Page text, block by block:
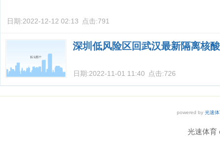
日期:2022-12-12 02:13 点击:791
深圳低风险区回武汉最新隔离核
日期:2022-11-01 11:40 点击:726
powered by 光速
光速体育